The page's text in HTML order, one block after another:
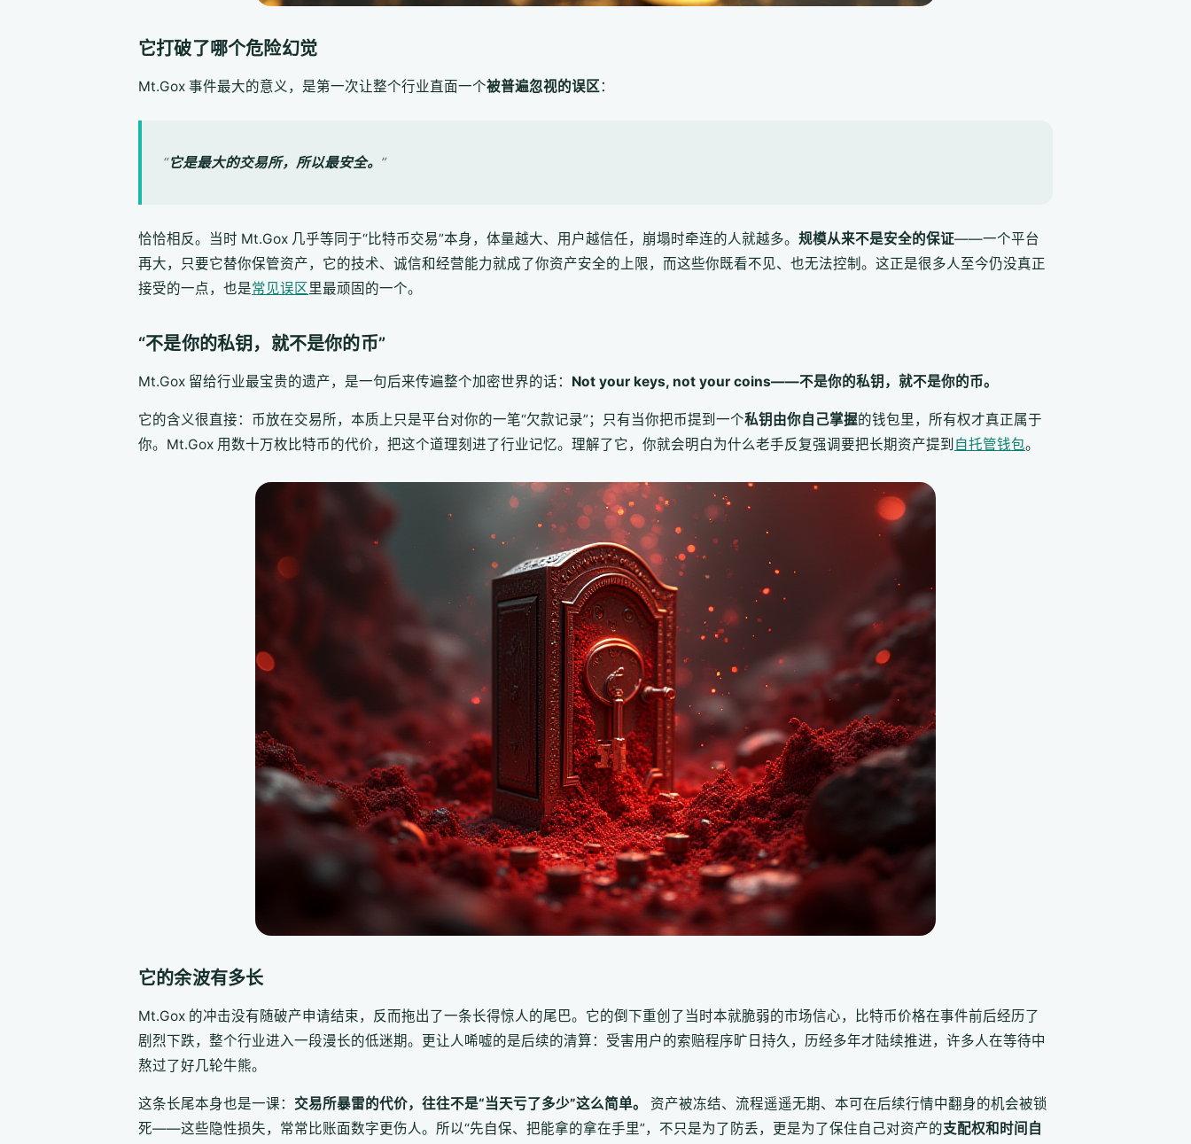
它打破了哪个危险幻觉
Mt.Gox 事件最大的意义，是第一次让整个行业直面一个被普遍忽视的误区：
“它是最大的交易所，所以最安全。 ”
恰恰相反。当时 Mt.Gox 几乎等同于“比特币交易”本身，体量越大、用户越信任，崩塌时牵连的人就越多。 规模从来不是安全的保证——一个平台
再大，只要它替你保管资产，它的技术、诚信和经营能力就成了你资产安全的上限，而这些你既看不见、也无法控制。这正是很多人至今仍没真正
接受的一点，也是常见误区里最顽固的一个。
“不是你的私钥，就不是你的币”
Mt.Gox 留给行业最宝贵的遗产，是一句后来传遍整个加密世界的话： Not your keys, not your coins——不是你的私钥，就不是你的币。
它的含义很直接：币放在交易所，本质上只是平台对你的一笔“欠款记录”；只有当你把币提到一个私钥由你自己掌握的钱包里，所有权才真正属于
你。Mt.Gox 用数十万枚比特币的代价，把这个道理刻进了行业记忆。理解了它，你就会明白为什么老手反复强调要把长期资产提到 自托管钱包。
它的余波有多长
Mt.Gox 的冲击没有随破产申请结束，反而拖出了一条长得惊人的尾巴。它的倒下重创了当时本就脆弱的市场信心，比特币价格在事件前后经历了
剧烈下跌，整个行业进入一段漫长的低迷期。更让人唏嘘的是后续的清算：受害用户的索赔程序旷日持久，历经多年才陆续推进，许多人在等待中
熬过了好几轮牛熊。
这条长尾本身也是一课： 交易所暴雷的代价，往往不是“当天亏了多少”这么简单。
资产被冻结、流程遥遥无期、本可在后续行情中翻身的机会被锁
死——这些隐性损失，常常比账面数字更伤人。所以“先自保、把能拿的拿在手里”，不只是为了防丢，更是为了保住自己对资产的支配权和时间自